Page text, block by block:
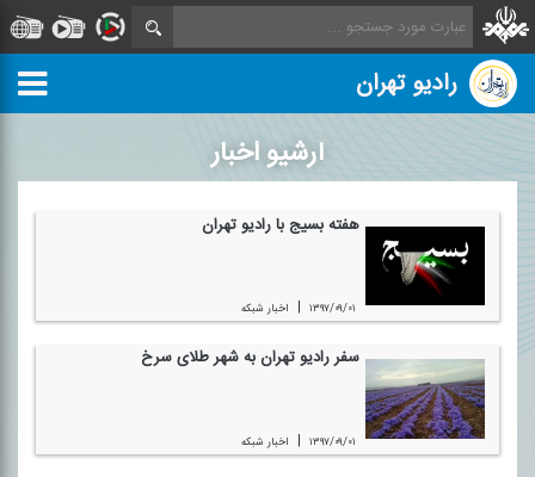
رادیو تهران
آرشیو اخبار
هفته بسیج با رادیو تهران
۱۳۹۷/۰۹/۰۱ | اخبار شبكه
سفر رادیو تهران به شهر طلای سرخ
۱۳۹۷/۰۹/۰۱ | اخبار شبكه